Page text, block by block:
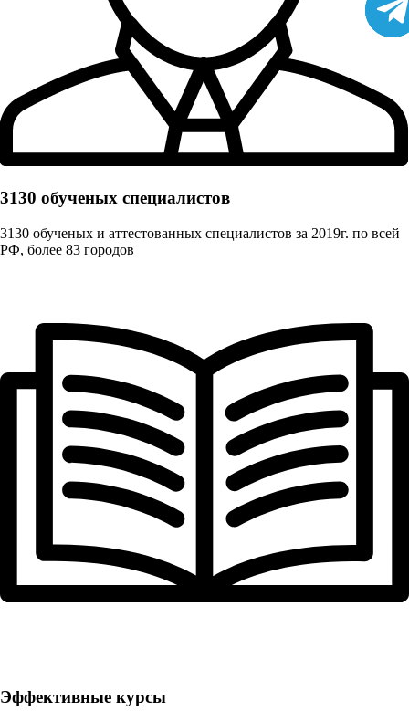
3130 обученых cпециалистов
3130 обученых и аттестованных специалистов за 2019г. по всей
РФ, более 83 городов
Эффективные курсы